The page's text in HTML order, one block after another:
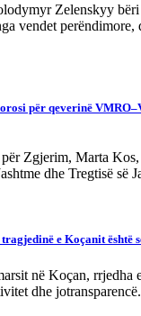
Zelenskyy
vendet perëndimore,
për qeverinë
Zgjerim, Marta
dhe Tregtisë së
e Koçanit është
në Koçan, rrjedha
dhe